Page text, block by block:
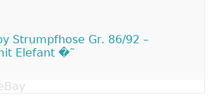
Strumpfhose Gr. 86/92 –
Elefant �˜